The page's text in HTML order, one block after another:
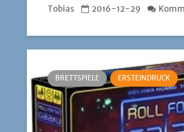
Tobias 2016-12-29
BRETTSPIELE ERSTEINDRUCK